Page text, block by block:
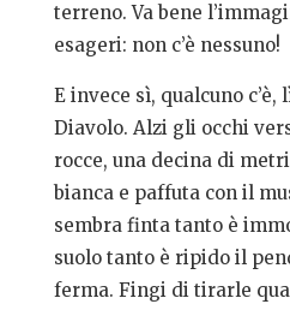
terreno. Va bene
esageri: non c’è nessuno!
E invece sì, qualcuno c’è,
Diavolo. Alzi gli occhi
rocce, una decina di
bianca e paffuta con il
sembra finta tanto è
suolo tanto è ripido il
ferma. Fingi di tirarle